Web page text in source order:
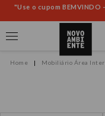
"Use o cupom BEMVINDO
Mobiliário Área